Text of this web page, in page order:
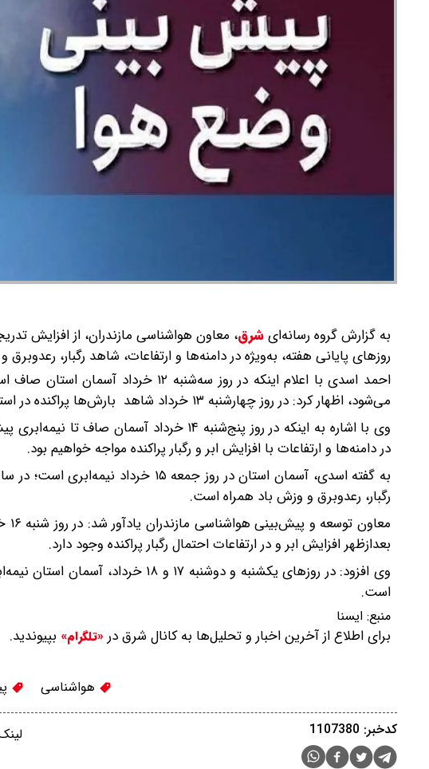
به گزارش گروه رسانه‌ایشرق،
روزهای پایانی هفته، به‌ویژه در دامنه‌ها و ارتفاعات، شاهد رگبار،
احمد اسدی با اعلام اینکه در روز
می‌شود، اظهار کرد: در روز چهارشنبه ۱۳ خرداد شاهد بارش‌ها پراکنده در استان هستیم و به‌تدریج از ناپایداری هوا کاسته می‌شود.
وی با اشاره به اینکه در روز پنج‌شنبه ۱۴
در دامنه‌ها و ارتفاعات با افزایش ابر و رگبار پراکنده مواجه خواهیم بود.
به گفته اسدی، آسمان استان در روز
رگبار، رعدوبرق و وزش باد همراه است.
بعدازظهر افزایش ابر و در ارتفاعات احتمال رگبار پراکنده وجود دارد.
وی افزود: در روزهای یکشنبه و دوشنبه
است.
منبع: ایسنا
برای اطلاع از آخرین اخبار و تحلیل‌ها به کانال شرق در «تلگرام» بپیوندید.
هواشناسی
کدخبر: 1107380